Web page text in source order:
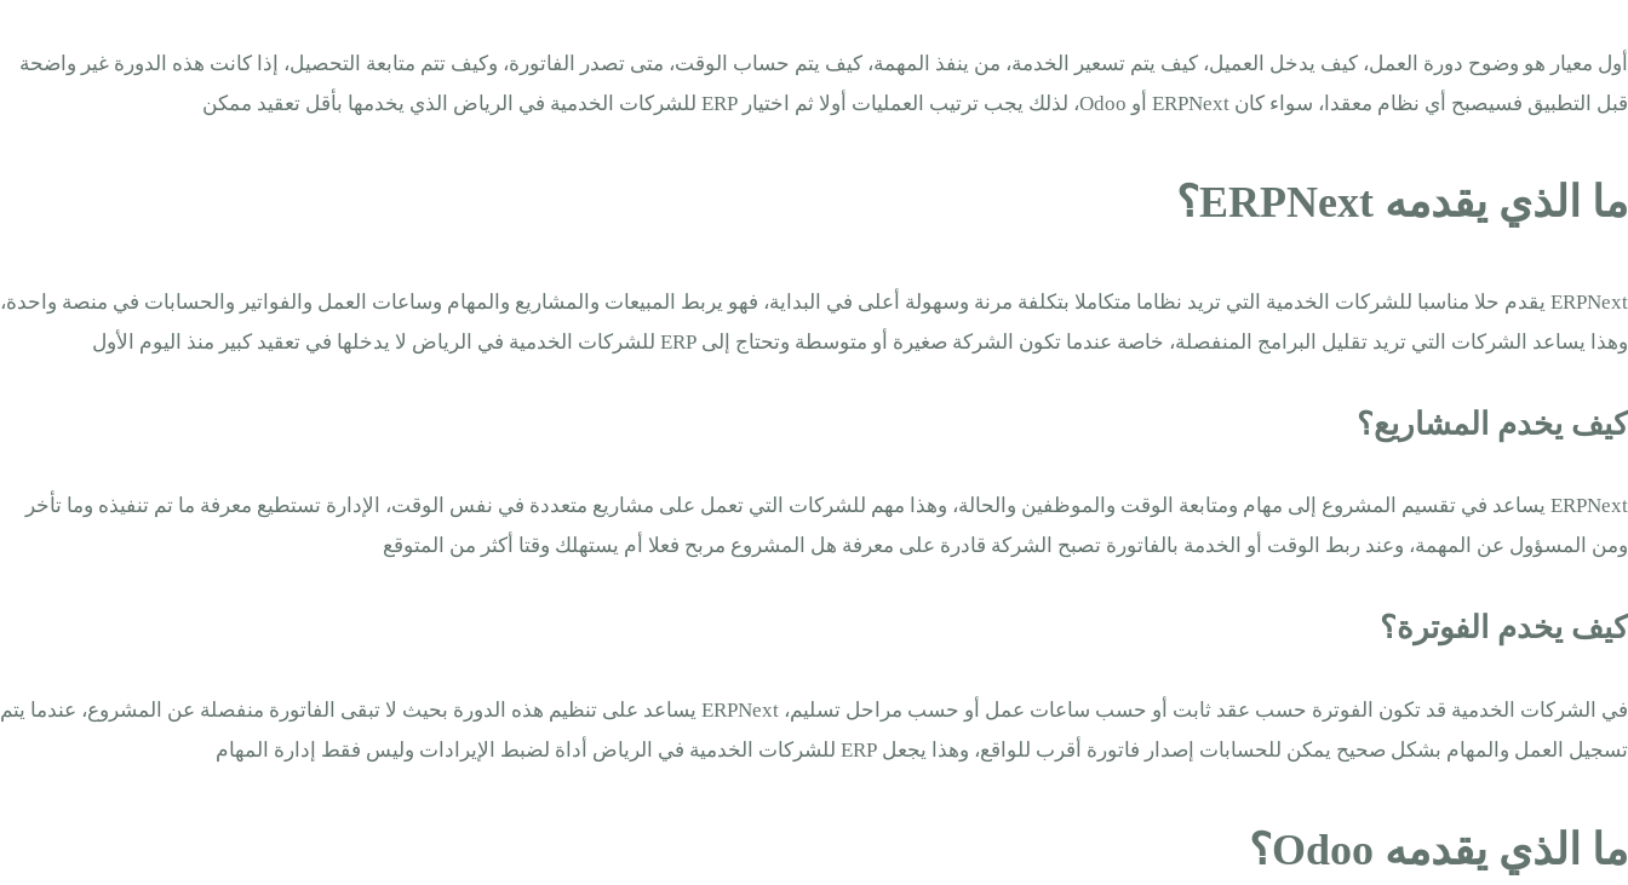
أول معيار هو وضوح دورة العمل، كيف يدخل العميل، كيف يتم تسعير الخدمة، من ينفذ المهمة، كيف يتم حساب الوقت، متى تصدر الفاتورة، وكيف تتم متابعة التحصيل، إذا كانت هذه الدورة غير واضحة
قبل التطبيق فسيصبح أي نظام معقدا، سواء كان ERPNext أو Odoo، لذلك يجب ترتيب العمليات أولا ثم اختيار ERP للشركات الخدمية في الرياض الذي يخدمها بأقل تعقيد ممكن
ما الذي يقدمه ERPNext؟
ERPNext يقدم حلا مناسبا للشركات الخدمية التي تريد نظاما متكاملا بتكلفة مرنة وسهولة أعلى في البداية، فهو يربط المبيعات والمشاريع والمهام وساعات العمل والفواتير والحسابات في منصة واحدة،
وهذا يساعد الشركات التي تريد تقليل البرامج المنفصلة، خاصة عندما تكون الشركة صغيرة أو متوسطة وتحتاج إلى ERP للشركات الخدمية في الرياض لا يدخلها في تعقيد كبير منذ اليوم الأول
كيف يخدم المشاريع؟
ERPNext يساعد في تقسيم المشروع إلى مهام ومتابعة الوقت والموظفين والحالة، وهذا مهم للشركات التي تعمل على مشاريع متعددة في نفس الوقت، الإدارة تستطيع معرفة ما تم تنفيذه وما تأخر
ومن المسؤول عن المهمة، وعند ربط الوقت أو الخدمة بالفاتورة تصبح الشركة قادرة على معرفة هل المشروع مربح فعلا أم يستهلك وقتا أكثر من المتوقع
كيف يخدم الفوترة؟
في الشركات الخدمية قد تكون الفوترة حسب عقد ثابت أو حسب ساعات عمل أو حسب مراحل تسليم، ERPNext يساعد على تنظيم هذه الدورة بحيث لا تبقى الفاتورة منفصلة عن المشروع، عندما يتم
تسجيل العمل والمهام بشكل صحيح يمكن للحسابات إصدار فاتورة أقرب للواقع، وهذا يجعل ERP للشركات الخدمية في الرياض أداة لضبط الإيرادات وليس فقط إدارة المهام
ما الذي يقدمه Odoo؟